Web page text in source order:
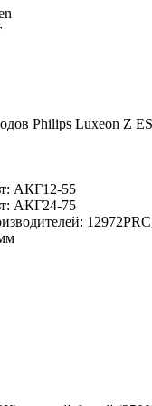
Philips Luxeon Z ES
АКГ12-55
АКГ24-75